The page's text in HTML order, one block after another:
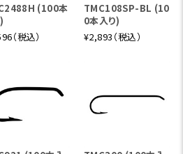
スマスター GM694-4
ライフライフィッシングを想定し
インロッド。フライサイズを選ば
(100本
（税込）
TMC108SP-BL (10
0本入り)
¥2,893（税込）